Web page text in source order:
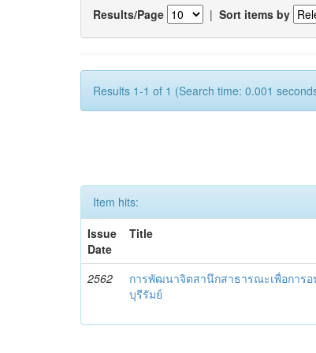
Results/Page | Sort items by
Results 1-1 of 1 (Search time: 0.001
Item hits:
Issue
Date
Title
2562
การพัฒนาจิตสานึกสาธารณะเพื่อการ
บุรีรัมย์